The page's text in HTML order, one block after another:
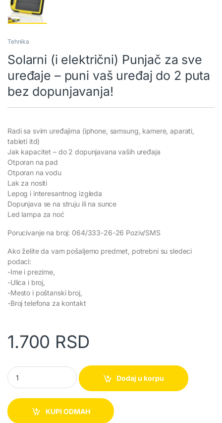
Tehnika
Solarni (i električni) Punjač za sve
uređaje – puni vaš uređaj do 2 puta
bez dopunjavanja!
Radi sa svim uređajima (iphone, samsung, kamere, aparati,
tableti itd)
Jak kapacitet – do 2 dopunjavana vaših uređaja
Otporan na pad
Otporan na vodu
Lak za nositi
Lepog i interesantnog izgleda
Dopunjava se na struju ili na sunce
Led lampa za noć
Porucivanje na broj: 064/333-26-26 Poziv/SMS
Ako želite da vam pošaljemo predmet, potrebni su sledeci
podaci:
-Ime i prezime,
-Ulica i broj,
-Mesto i poštanski broj,
-Broj telefona za kontakt
1.700 RSD
Solarni (i električni) Punjač za sve uređaje – puni vaš uređaj do
Dodaj u korpu
KUPI ODMAH